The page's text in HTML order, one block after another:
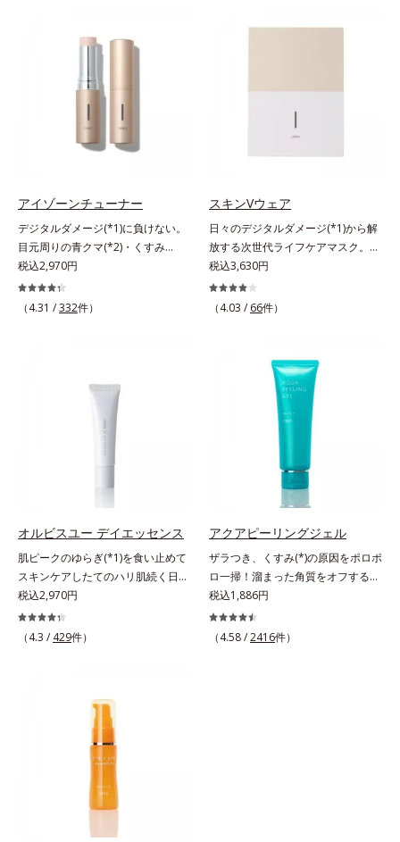
ン、フィトステロールズ、（Ｃ１２
ーストステップのこと*4 細胞間脂
質に類似した構造*5 保湿成分
したジェルが肌表面の角層をやわら
しく取り去ります。さらに注目した
いのはクリアな肌に整えるクリアコ
ンディショニング処方と、贅沢に配
合された保湿成分。一瞬取り去るだ
整え、パールエキス(*3)とヒアルロ
な透明感を叶えます。顔色がどんよ
りしている、ファンデのノリがイマ
イチ、肌のざらつきやくすみが気に
なる、化粧水が肌になじまな
い……。こんなお悩みが気になると
を除去することで健やかな肌を保
ち、うるおいを保つことで肌を整え
ること*3 加水分解コンキオリン*4
イル成分が優しくほぐしてからふき
成することで、次に使う化粧水のな
じみがアップします。週に2～3回、
やさしくふき取るだけで、ごわつき
のない、みずみずしいやわ肌を実現
します。 * 糖化する前の古くなった
角層をふき取り、やわらかい肌を保
つこと。
アイゾーンチューナー
デジタルダメージ(*1)に負けない。
目元周りの青クマ(*2)・くすみ
(*3)・乾燥をケアする目元用スティ
ック状美容液。目元周りにあらわれ
る青クマ(*2)・くすみ(*3)・乾燥
その液晶画面が発するブルーライト
を浴び続けると、目元周りには青ク
マ・くすみ・乾燥が……。そこでデ
ジタルダメージの根本原因に着目
ア・ハイライト効果と、1本で3つの
機能を兼ね備えた目元用美容液を開
発しました。保湿成分×マッサージ
乾燥をケアして目元スッキリ。さら
にワイルドタイムエキス(*5)が肌の
キメを整え、ブライトニングフィル
ター(*6)が光をコントロールして目
元のくすみを払い、透明感のある目
スティックをササッとすべらせるだ
けで、ほんのり血色感をONしてハ
イライト効果も。お疲れ目元がスッ
キリします。スキンケアにもメイク
が手放せない私たちにぴったりのア
イテムです。*1 肌の乾燥、キメの
乱れ*2 メイク効果による*3 乾燥に
税込2,970円
（4.31 /332件）
スキンVウェア
日々のデジタルダメージ(*1)から解
放する次世代ライフケアマスク。手
放せない存在となったPCやスマー
トフォンなどのデジタルデバイス。
現代人のライフスタイルでは、1日
も。PCやスマートフォンの液晶画
面が発する“ブルーライト”を浴び続
けると、乾燥やキメの乱れが引き起
こされ、肌のバリア機能が低下して
しまいます。また、肌のハリ感が失
われてしまう原因にもなります。そ
こでオルビスはデジタルダメージの
根本原因に着目。「デバイスダメー
ジ(*1)クリアエキス(*3)」を配合
し、ブルーライトを浴びても揺らぎ
フルーツ葉エキス(*4)、ヘスベリジ
ン(*5)配合で、ほうれい線やフェイ
スラインにアプローチ。さらに月桃
葉エキス(*6)配合で肌のハリUPを目
指します。マスクシートにもこだわ
税込3,630円
（4.03 / 66件）
オルビスユー デイエッセンス
肌ピークのゆらぎ(*1)を食い止めて
スキンケアしたてのハリ肌続く日中
用美容液。起床直後にピークを迎
え、夕方から夜にかけて徐々にダウ
ンするハリのバイオリズムに着目し
側(*2)からバリア機能にアプローチ
して、うるおいをキープ。さらに紫
外線・近赤外線・大気汚染(*3)をカ
ットする成分を配合しており、外的
刺激から肌を守ります。肌の内側
(*2)と外側、両方からのWアプロー
かけてダウンしていくハリの低下を
税込2,970円
（4.3 / 429件）
アクアピーリングジェル
ザラつき、くすみ(*)の原因をポロポ
ロ一掃！溜まった角質をオフするピ
ーリングジェル。ミネラル豊富な水
80％とアンズ果汁で保湿効果も。化
粧のりの悪さやくすみなどを、一気
税込1,886円
（4.58 /2416件）